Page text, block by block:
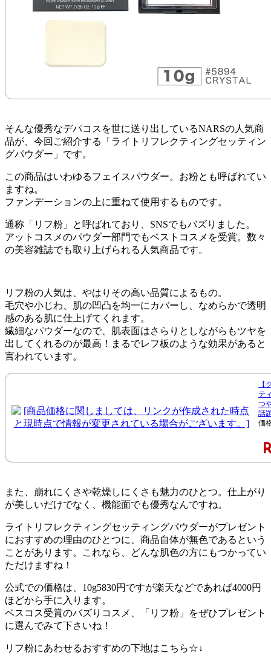
そんな優秀なデパコスを世に送り出しているNARSの人気商
品が、今回ご紹介する「ライトリフレクティングセッティン
グパウダー」です。
この商品はいわゆるフェイスパウダー。お粉とも呼ばれてい
ますね。
ファンデーションの上に重ねて使用するものです。
通称「リフ粉」と呼ばれており、SNSでもバズりました。
アットコスメのパウダー部門でもベストコスメを受賞。数々
の美容雑誌でも取り上げられる人気商品です。
リフ粉の人気は、やはりその高い品質によるもの。
毛穴や小じわ、肌の凹凸を均一にカバーし、なめらかで透明
感のある肌に仕上げてくれます。
繊細なパウダーなので、肌表面はさらりとしながらもツヤを
出してくれるのが最高！まるでレフ板のような効果があると
言われています。
【
テ
つ
話
価
また、崩れにくさや乾燥しにくさも魅力のひとつ。仕上がり
が美しいだけでなく、機能面でも優秀なんですね。
ライトリフレクティングセッティングパウダーがプレゼント
におすすめの理由のひとつに、商品自体が無色であるという
ことがあります。これなら、どんな肌色の方にもつかってい
ただけますね！
公式での価格は、10g5830円ですが楽天などであれば4000円
ほどから手に入ります。
ベスコス受賞のバズりコスメ、「リフ粉」をぜひプレゼント
に選んでみて下さいね！
リフ粉にあわせるおすすめの下地はこちら☆↓